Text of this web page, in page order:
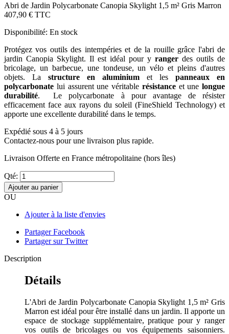
Abri de Jardin Polycarbonate Canopia Skylight 1,5 m² Gris Marron
407,90 € TTC
Disponibilité: En stock
Protégez vos outils des intempéries et de la rouille grâce l'abri de
jardin Canopia Skylight. Il est idéal pour y ranger des outils de
bricolage, un barbecue, une tondeuse, un vélo et pleins d'autres
objets. La structure en aluminium et les panneaux en
polycarbonate lui assurent une véritable résistanceet une longue
durabilité.
Le polycarbonate à pour avantage de résister
efficacement face aux rayons du soleil (FineShield Technology) et
apporte une excellente durabilité dans le temps.
Expédié sous 4 à 5 jours
Contactez-nous pour une livraison plus rapide.
Livraison Offerte en France métropolitaine (hors îles)
Qté:
Ajouter au panier
OU
Ajouter à la liste d'envies
Partager Facebook
Partager sur Twitter
Description
Détails
L'Abri de Jardin Polycarbonate Canopia Skylight 1,5 m² Gris
Marron est idéal pour être installé dans un jardin. Il apporte un
espace de stockage supplémentaire, pratique pour y ranger
vos outils de bricolages ou vos équipements saisonniers.